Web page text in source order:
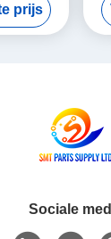
AA
prijs
Sociale